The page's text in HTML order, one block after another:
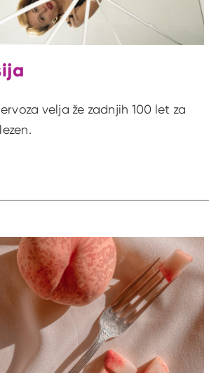
velja že zadnjih 100 let za